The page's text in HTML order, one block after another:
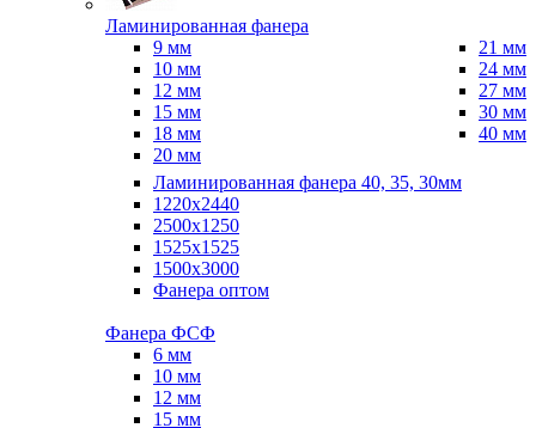
Ламинированная фанера
9 мм
10 мм
12 мм
15 мм
18 мм
20 мм
21 мм
24 мм
27 мм
30 мм
40 мм
Ламинированная фанера 40, 35, 30мм
1220x2440
2500x1250
1525x1525
1500x3000
Фанера оптом
Фанера ФСФ
6 мм
10 мм
12 мм
15 мм